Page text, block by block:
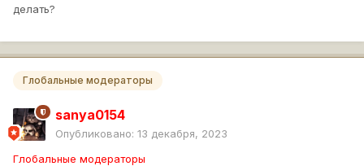
делать?
Глобальные модераторы
sanya0154
Опубликовано: 13 декабря, 2023
Глобальные модераторы